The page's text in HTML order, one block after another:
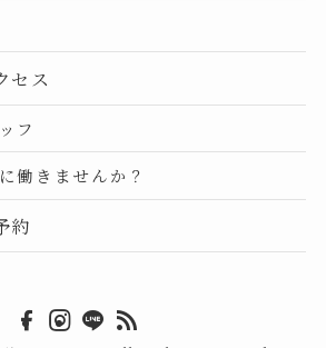
セス
フ
働きませんか？
約